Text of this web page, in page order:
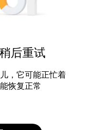
后重试
，它可能正忙着
恢复正常